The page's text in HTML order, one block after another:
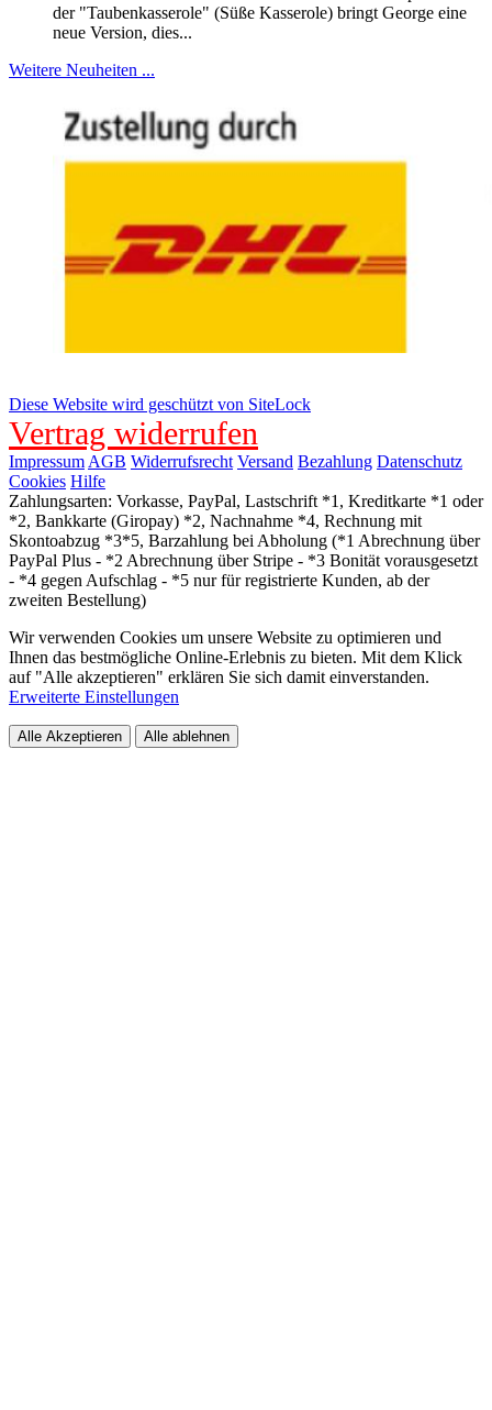
der "Taubenkasserole" (Süße Kasserole) bringt George eine
neue Version, dies...
Weitere Neuheiten ...
Diese Website wird geschützt von SiteLock
Vertrag widerrufen
Impressum AGB Widerrufsrecht Versand Bezahlung Datenschutz
Cookies Hilfe
Zahlungsarten: Vorkasse, PayPal, Lastschrift *1, Kreditkarte *1 oder
*2, Bankkarte (Giropay) *2, Nachnahme *4, Rechnung mit
Skontoabzug *3*5, Barzahlung bei Abholung (*1 Abrechnung über
PayPal Plus - *2 Abrechnung über Stripe - *3 Bonität vorausgesetzt
- *4 gegen Aufschlag - *5 nur für registrierte Kunden, ab der
zweiten Bestellung)
Wir verwenden Cookies um unsere Website zu optimieren und
Ihnen das bestmögliche Online-Erlebnis zu bieten. Mit dem Klick
auf "Alle akzeptieren" erklären Sie sich damit einverstanden.
Erweiterte Einstellungen
Alle Akzeptieren Alle ablehnen